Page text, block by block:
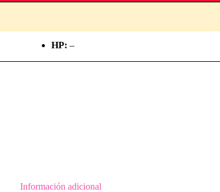
HP: –
Información adicional